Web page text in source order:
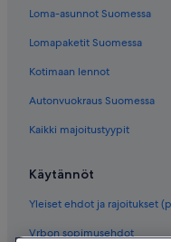
Loma-asunnot Suomessa
Lomapaketit Suomessa
Kotimaan lennot
Autonvuokraus Suomessa
Kaikki majoitustyypit
Käytännöt
Yleiset ehdot ja rajoitukset
Vrbon sopimusehdot